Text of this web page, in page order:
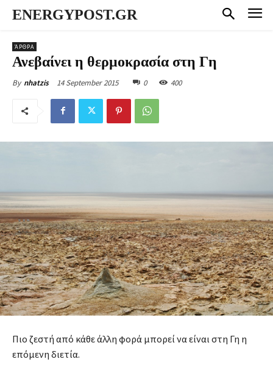
ENERGYPOST.GR
ΆΡΘΡΑ
Ανεβαίνει η θερμοκρασία στη Γη
By nhatzis 14 September 2015 0 400
Πιο ζεστή από κάθε άλλη φορά μπορεί να είναι στη Γη η
επόμενη διετία.